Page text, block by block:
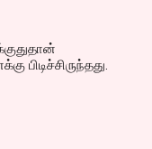
பிடிச்சிருந்தது.